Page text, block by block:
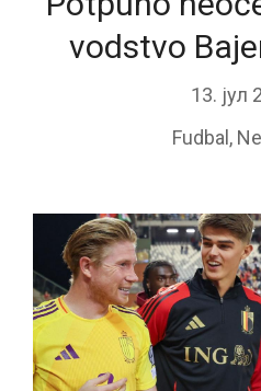
vodstvo
13. јул
Fudbal ,